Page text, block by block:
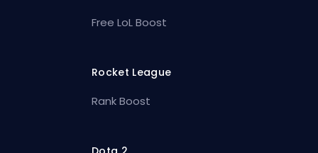
Free LoL Boost
Rocket League
Rank Boost